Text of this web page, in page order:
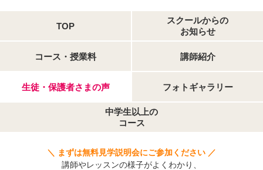
TOP
スクールからの
お知らせ
コース・授業料 講師紹介
生徒・保護者さまの声 フォトギャラリー
中学生以上の
コース
＼ まずは無料見学説明会にご参加ください ／
講師やレッスンの様子がよくわかり、